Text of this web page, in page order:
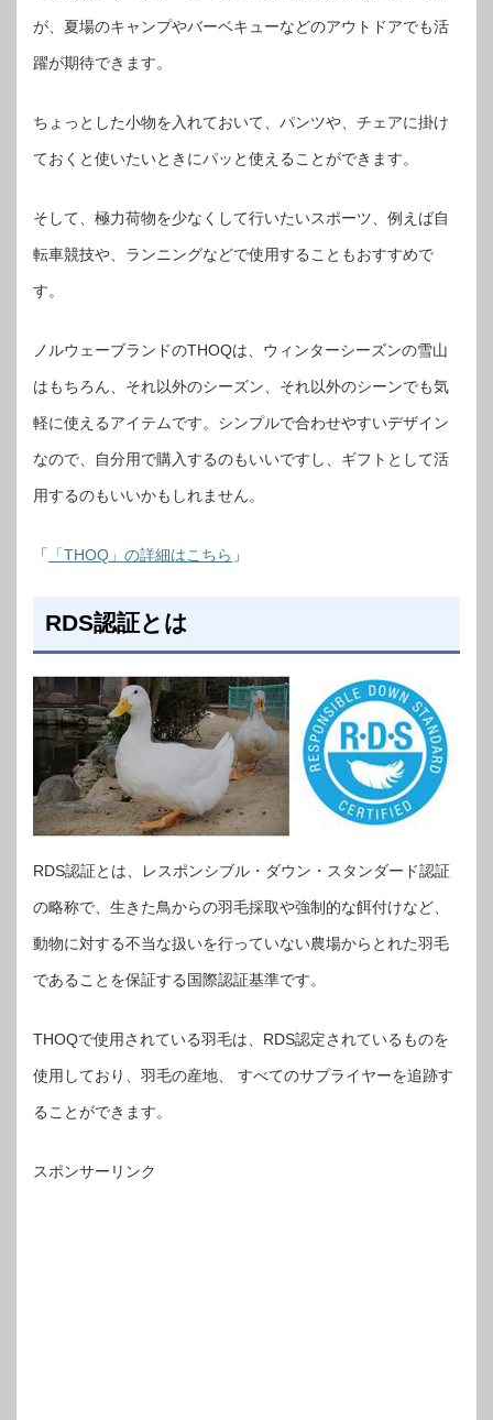
が、夏場のキャンプやバーベキューなどのアウトドアでも活
躍が期待できます。
ちょっとした小物を入れておいて、パンツや、チェアに掛け
ておくと使いたいときにパッと使えることができます。
そして、極力荷物を少なくして行いたいスポーツ、例えば自
転車競技や、ランニングなどで使用することもおすすめで
す。
ノルウェーブランドのTHOQは、ウィンターシーズンの雪山
はもちろん、それ以外のシーズン、それ以外のシーンでも気
軽に使えるアイテムです。シンプルで合わせやすいデザイン
なので、自分用で購入するのもいいですし、ギフトとして活
用するのもいいかもしれません。
「 「THOQ」の詳細はこちら 」
RDS認証とは
RDS認証とは、レスポンシブル・ダウン・スタンダード認証
の略称で、生きた鳥からの羽毛採取や強制的な餌付けなど、
動物に対する不当な扱いを行っていない農場からとれた羽毛
であることを保証する国際認証基準です。
THOQで使用されている羽毛は、RDS認定されているものを
使用しており、羽毛の産地、 すべてのサプライヤーを追跡す
ることができます。
スポンサーリンク